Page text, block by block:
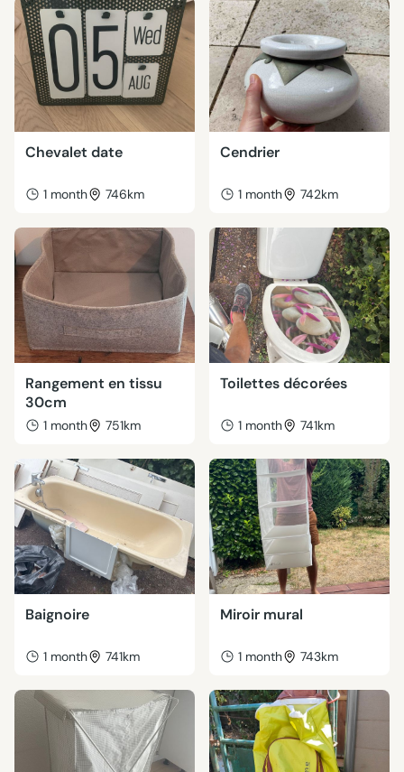
Chevalet date
1 month 746km
Cendrier
1 month 742km
Rangement en tissu
30cm
1 month 751km
Toilettes décorées
1 month 741km
Baignoire
1 month 741km
Miroir mural
1 month 743km